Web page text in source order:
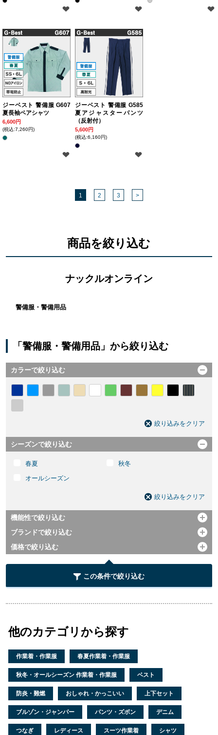
ジーベスト 警備服 G607
夏長袖ペアシャツ
6,600円
(税込:7,260円)
ジーベスト 警備服 G585
夏アジャスターパンツ
（反射付）
5,600円
(税込:6,160円)
1 2 3 >
商品を絞り込む
ナックルオンライン
警備服・警備用品
「警備服・警備用品」から絞り込む
カラーで絞り込む 開く
絞り込みをクリア
シーズンで絞り込む 開く
春夏
秋冬
オールシーズン
絞り込みをクリア
機能性で絞り込む 開く
ブランドで絞り込む 開く
価格で絞り込む 開く
この条件で絞り込む
他のカテゴリから探す
作業着・作業服 春夏作業着・作業服
秋冬・オールシーズン 作業着・作業服 ベスト
防炎・難燃 おしゃれ・かっこいい 上下セット
ブルゾン・ジャンパー パンツ・ズボン デニム
つなぎ レディース スーツ作業着 シャツ